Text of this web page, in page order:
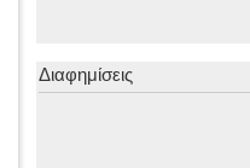
Διαφημίσεις